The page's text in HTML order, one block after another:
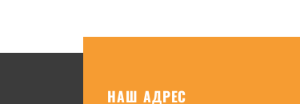
НАШ АДРЕС